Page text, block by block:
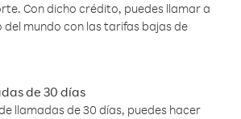
Con dicho crédito, puedes llamar a
del mundo con las tarifas bajas de
de 30 días
llamadas de 30 días, puedes hacer